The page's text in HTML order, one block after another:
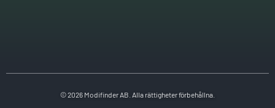
© 2026 Modifinder AB. Alla rättigheter förbehållna.